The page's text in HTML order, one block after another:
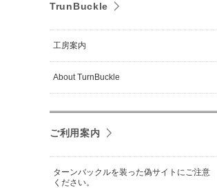
TrunBuckle
工房案内
About TurnBuckle
ご利用案内
ターンバックルを装った偽サイトにご注意
ください。